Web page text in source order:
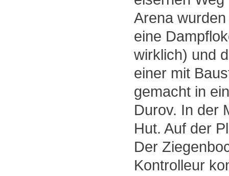
Arena
eine
wirklich) und
einer mit
gemacht in
Durov. In der
Hut. Auf der
Der
Kontrolleur